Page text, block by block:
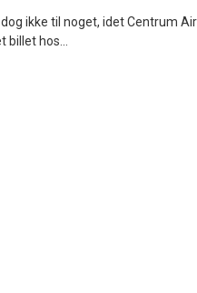
dog ikke til noget, idet Centrum
billet hos...